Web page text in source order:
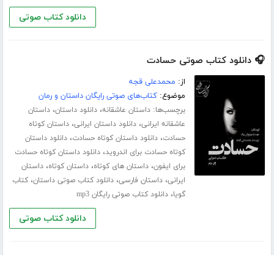
دانلود کتاب صوتی
🎧 دانلود کتاب صوتی حسادت
از: محمدعلی قجه
موضوع:کتاب‌های صوتی رایگان داستان و رمان
برچسب‌ها:داستان عاشقانه،دانلود داستان،داستان
عاشقانه ایرانی،دانلود داستان ایرانی،داستان کوتاه
حسادت،دانلود داستان کوتاه حسادت،دانلود داستان
کوتاه حسادت برای اندروید،دانلود داستان کوتاه حسادت
برای ایفون،داستان های کوتاه،داستان کوتاه،داستان
ایرانی،داستان فارسی،دانلود کتاب صوتی داستان،کتاب
گویا،دانلود کتاب صوتی رایگان mp3
دانلود کتاب صوتی